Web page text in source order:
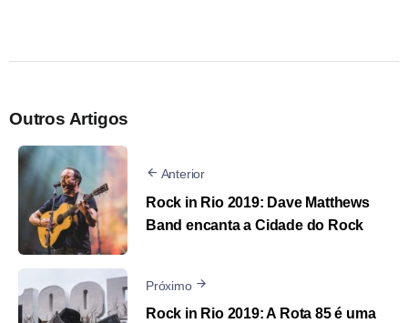
Outros Artigos
Anterior
Rock in Rio 2019: Dave Matthews
Band encanta a Cidade do Rock
Próximo
Rock in Rio 2019: A Rota 85 é uma